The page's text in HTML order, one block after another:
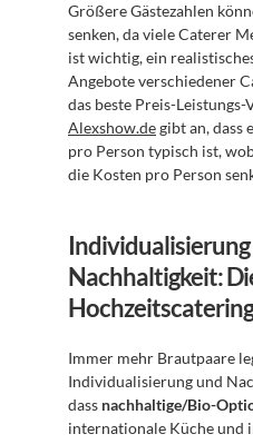
Größere Gästezahlen
senken, da viele Caterer
ist wichtig, ein
Angebote verschiedener
Alexshow.de gibt an, dass
pro Person typisch ist,
die Kosten pro Person
Nachhaltigkeit:
Hochzeitscatering
Immer mehr Brautpaare
Individualisierung und
dass nachhaltige/Bio-
internationale Küche und